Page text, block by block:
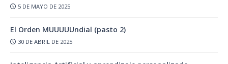
5 DE MAYO DE 2025
El Orden MUUUUUndial (pasto 2)
30 DE ABRIL DE 2025